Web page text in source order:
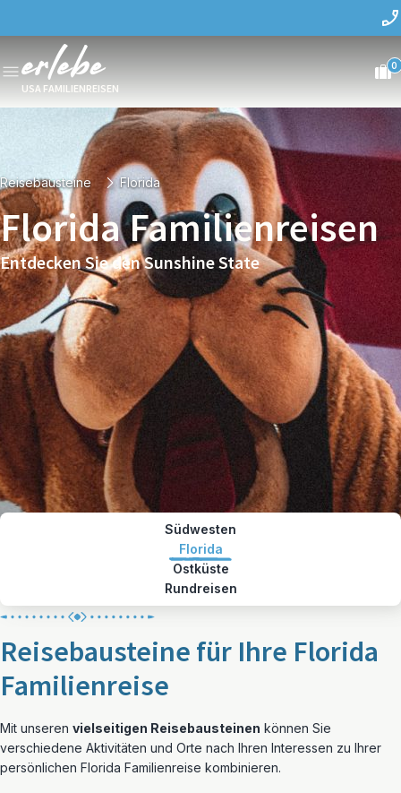
USA FAMILIENREISEN
0
Reisebausteine Florida
Florida Familienreisen
Entdecken Sie den Sunshine State
Südwesten
Florida
Ostküste
Rundreisen
Reisebausteine für Ihre Florida
Familienreise
Mit unseren vielseitigen Reisebausteinen können Sie
verschiedene Aktivitäten und Orte nach Ihren Interessen zu Ihrer
persönlichen Florida Familienreise kombinieren.